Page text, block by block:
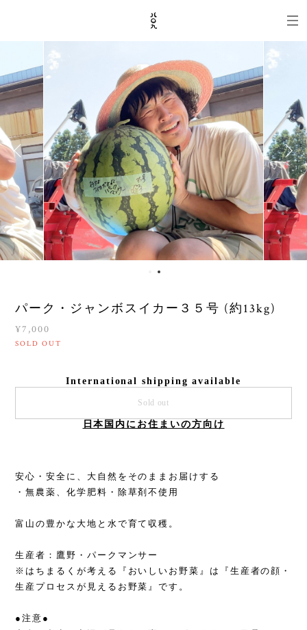
パーク・ジャンボスイカー３５号 (約13kg)
¥7,000
SOLD OUT
International shipping available
Sold out
日本国内にお住まいの方向け
安心・安全に、大自然をそのままお届けする
・無農薬、化学肥料・除草剤不使用
富山の豊かな大地と水で育て収穫。
生産者：鷹野・パークマンサー
※はちまるくが考える『おいしいお野菜』は『生産者の顔・
生産プロセスが見えるお野菜』です。
●注意●